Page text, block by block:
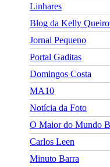
Linhares
Blog da Kelly
Jornal Pequeno
Portal Gaditas
Domingos Costa
MA10
Notícia da Foto
O Maior do Mundo
Carlos Leen
Minuto Barra